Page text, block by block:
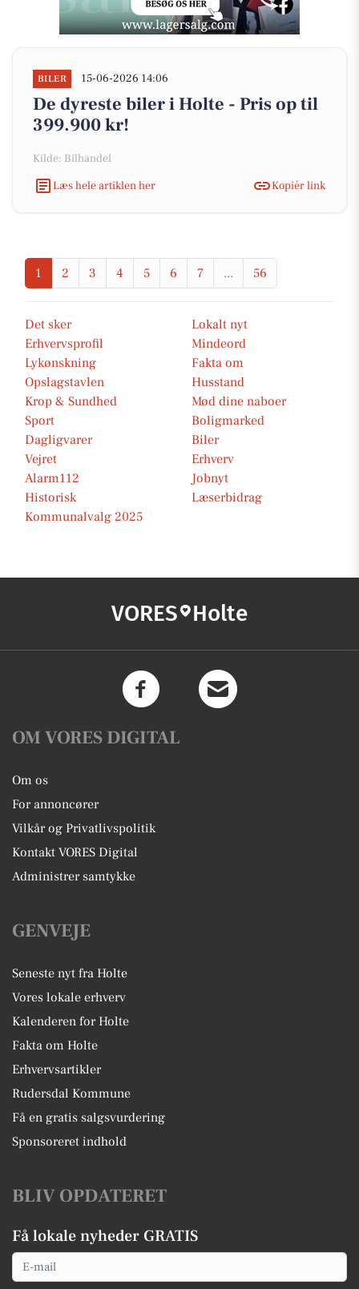
BILER 15-06-2026 14:06
De dyreste biler i Holte - Pris op til
399.900 kr!
Kilde: Bilhandel
Læs hele artiklen her
Kopiér link
1 2 3 4 5 6 7 ... 56
Det sker
Lokalt nyt
Erhvervsprofil
Mindeord
Lykønskning
Fakta om
Opslagstavlen
Husstand
Krop & Sundhed
Mød dine naboer
Sport
Boligmarked
Dagligvarer
Biler
Vejret
Erhverv
Alarm112
Jobnyt
Historisk
Læserbidrag
Kommunalvalg 2025
VORES Holte
OM VORES DIGITAL
Om os
For annoncører
Vilkår og Privatlivspolitik
Kontakt VORES Digital
Administrer samtykke
GENVEJE
Seneste nyt fra Holte
Vores lokale erhverv
Kalenderen for Holte
Fakta om Holte
Erhvervsartikler
Rudersdal Kommune
Få en gratis salgsvurdering
Sponsoreret indhold
BLIV OPDATERET
Få lokale nyheder GRATIS
Email